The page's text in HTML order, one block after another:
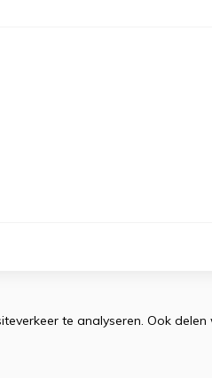
te analyseren. Ook